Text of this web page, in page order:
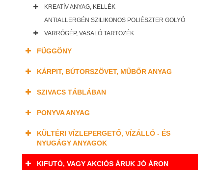
KREATÍV ANYAG, KELLÉK
ANTIALLERGÉN SZILIKONOS POLIÉSZTER GOLYÓ
VARRÓGÉP, VASALÓ TARTOZÉK
FÜGGÖNY
KÁRPIT, BÚTORSZÖVET, MŰBŐR ANYAG
SZIVACS TÁBLÁBAN
PONYVA ANYAG
KÜLTÉRI VÍZLEPERGETŐ, VÍZÁLLÓ - ÉS
NYUGÁGY ANYAGOK
KIFUTÓ, VAGY AKCIÓS ÁRUK JÓ ÁRON